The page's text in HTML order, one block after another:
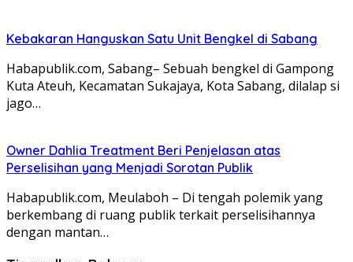
Kebakaran Hanguskan Satu Unit Bengkel di Sabang
Habapublik.com, Sabang– Sebuah bengkel di Gampong
Kuta Ateuh, Kecamatan Sukajaya, Kota Sabang, dilalap si
jago…
Owner Dahlia Treatment Beri Penjelasan atas
Perselisihan yang Menjadi Sorotan Publik
Habapublik.com, Meulaboh – Di tengah polemik yang
berkembang di ruang publik terkait perselisihannya
dengan mantan…